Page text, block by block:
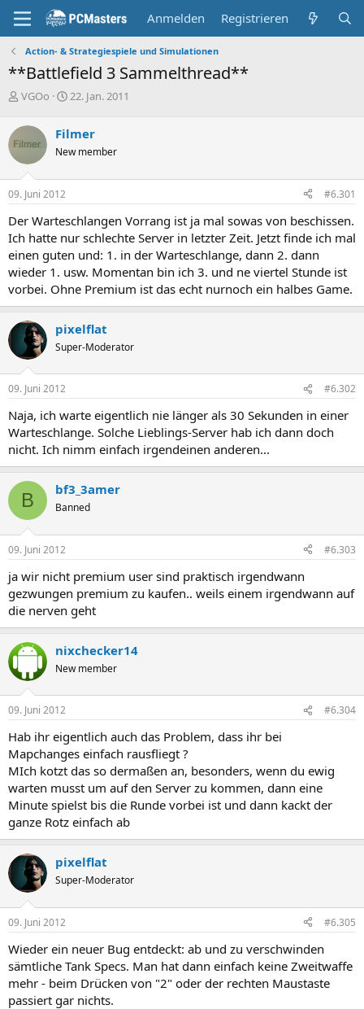
Anmelden Registrieren
Action- & Strategiespiele und Simulationen
**Battlefield 3 Sammelthread**
E
s
t
l
l
e
VGOo
E
t
e
l
m
22. Jan. 2011
Filmer
New member
09. Juni 2012 #6.301
Der Warteschlangen Vorrang ist ja mal sowas von beschissen.
Ich hatte nur schlechte Server in letzter Zeit. Jetzt finde ich mal
einen guten und: 1. in der Warteschlange, dann 2. dann
wieder 1. usw. Momentan bin ich 3. und ne viertel Stunde ist
vorbei. Ohne Premium ist das echt nurnoch ein halbes Game.
pixelflat
Super-Moderator
09. Juni 2012 #6.302
Naja, ich warte eigentlich nie länger als 30 Sekunden in einer
Warteschlange. Solche Lieblings-Server hab ich dann doch
nicht. Ich nimm einfach irgendeinen anderen...
B bf3_3amer
Banned
09. Juni 2012 #6.303
ja wir nicht premium user sind praktisch irgendwann
gezwungen premium zu kaufen.. weils einem irgendwann auf
die nerven geht
nixchecker14
New member
09. Juni 2012 #6.304
Hab ihr eigentlich auch das Problem, dass ihr bei
Mapchanges einfach rausfliegt ?
MIch kotzt das so dermaßen an, besonders, wenn du ewig
warten musst um auf den Server zu kommen, dann eine
Minute spielst bis die Runde vorbei ist und dann kackt der
ganze Rotz einfach ab
pixelflat
Super-Moderator
09. Juni 2012 #6.305
Wieder ein neuer Bug entdeckt: ab und zu verschwinden
sämtliche Tank Specs. Man hat dann einfach keine Zweitwaffe
mehr - beim Drücken von "2" oder der rechten Maustaste
passiert gar nichts.